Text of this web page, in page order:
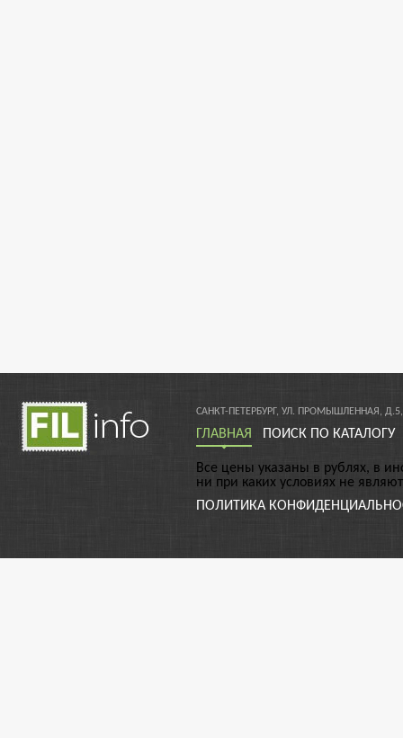
САНКТ-ПЕТЕРБУРГ, УЛ. ПРОМЫШЛЕННАЯ,
ГЛАВНАЯ ПОИСК ПО КАТАЛОГУ
Все цены указаны в рублях, в
ни при каких условиях не
ПОЛИТИКА